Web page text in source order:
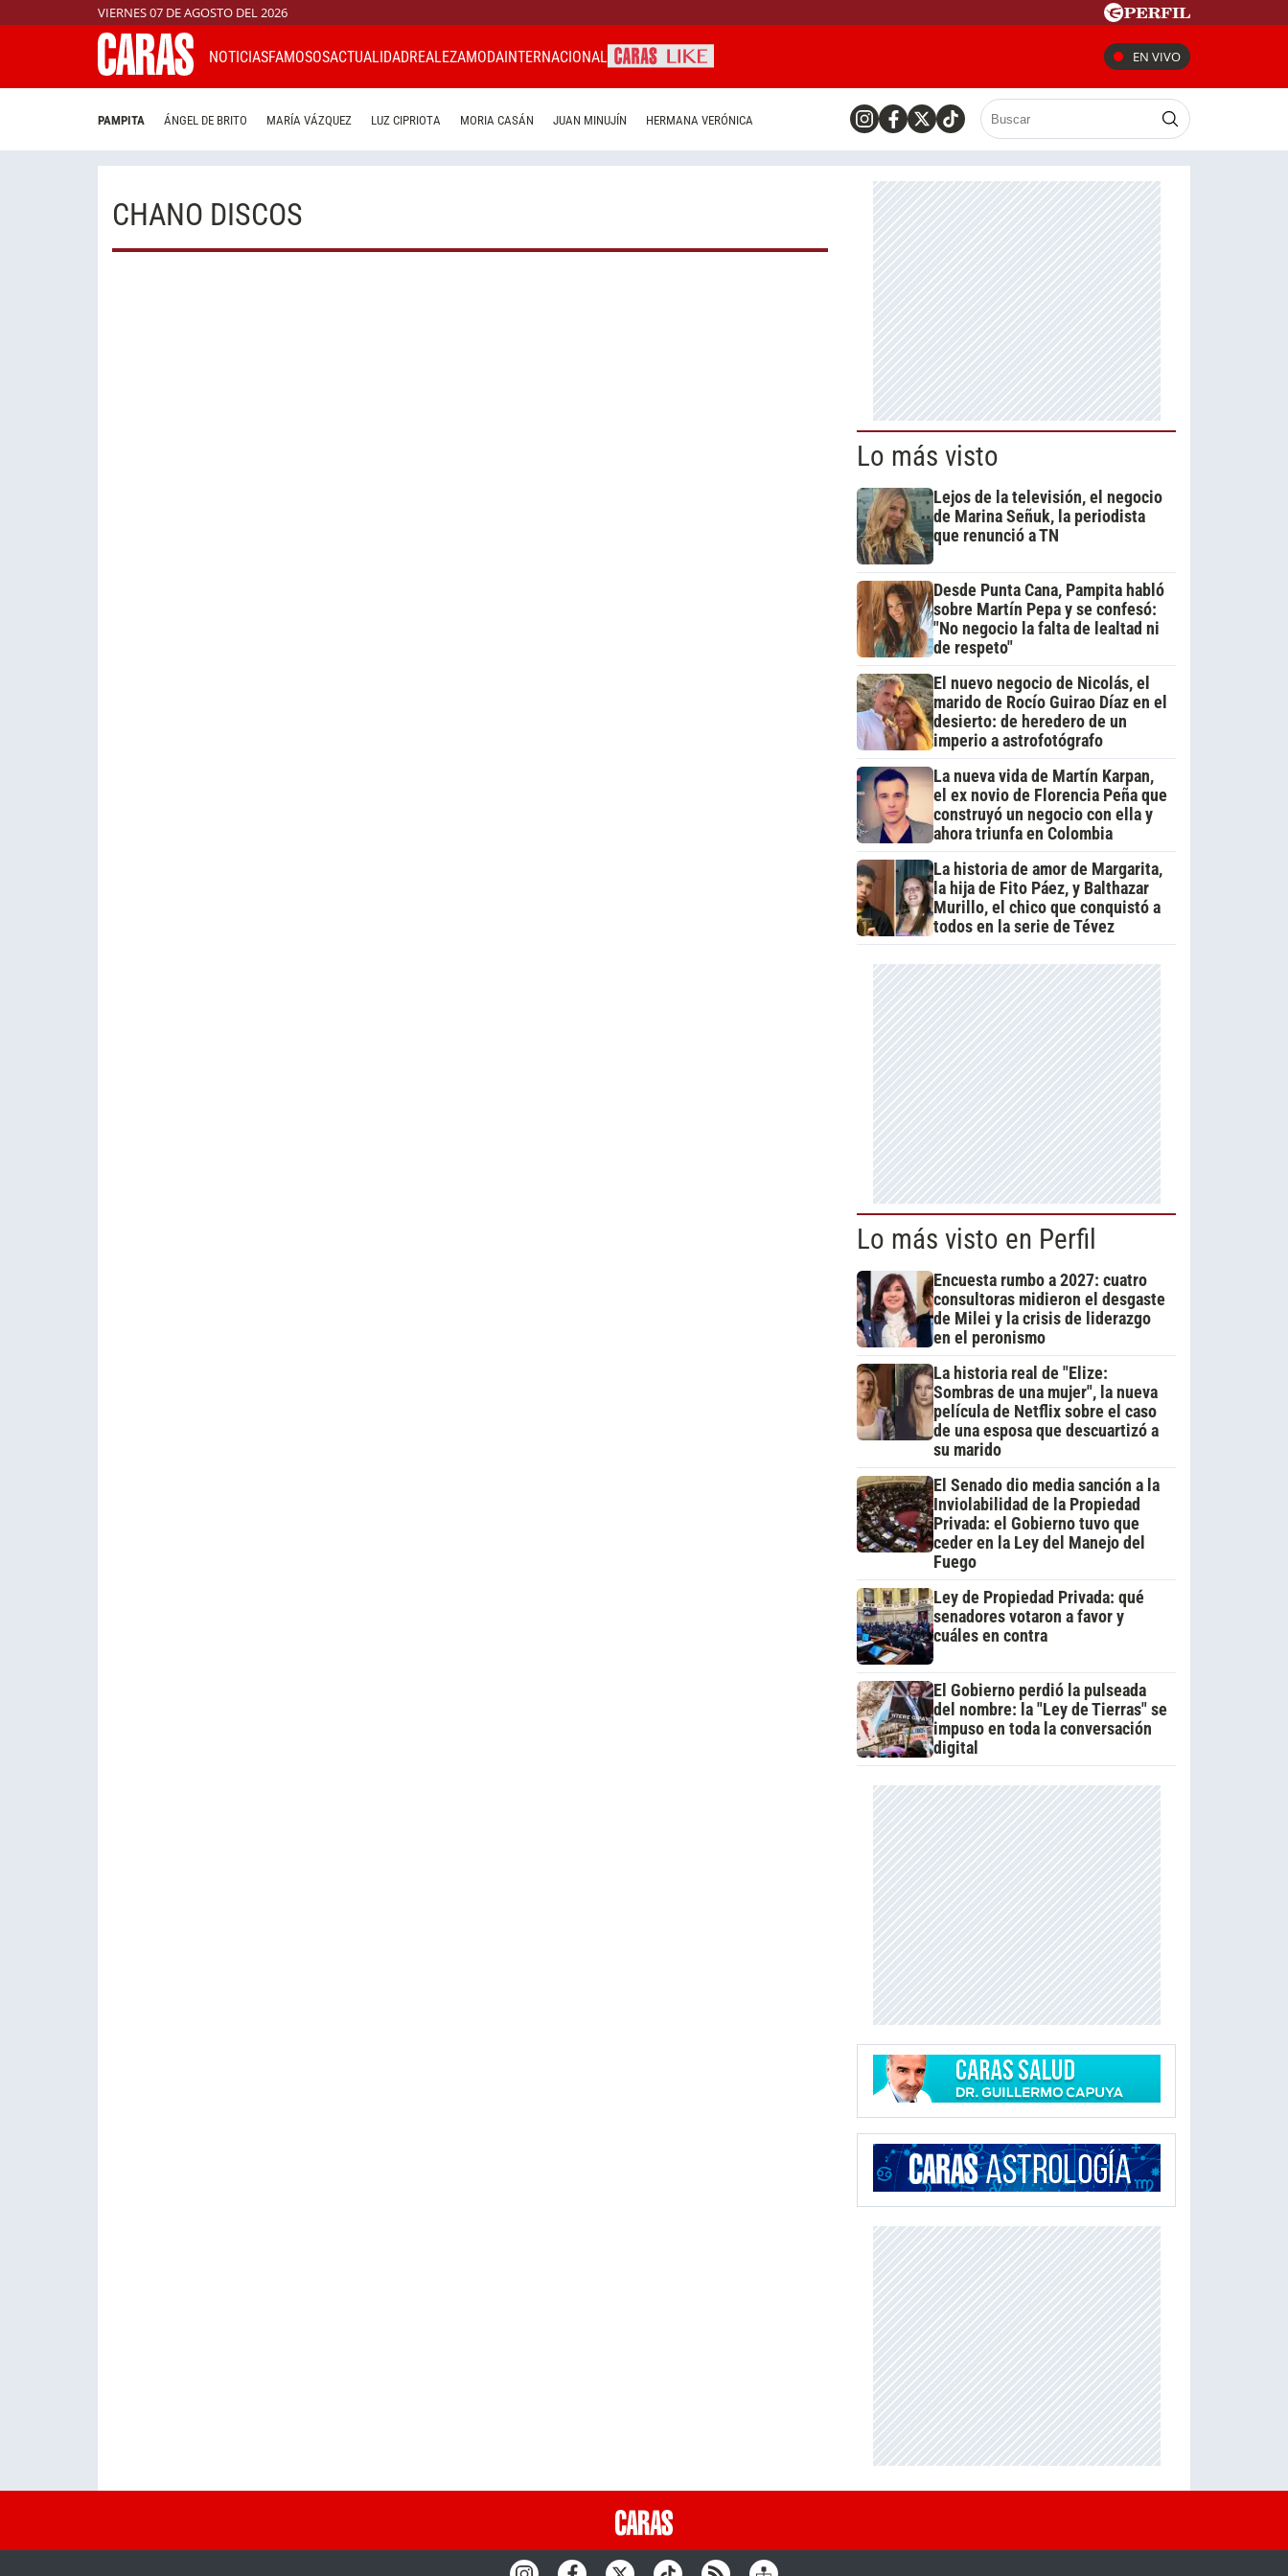
VIERNES 07 DE AGOSTO DEL 2026
NOTICIASFAMOSOSACTUALIDADREALEZAMODAINTERNACIONAL EN VIVO
PAMPITA ÁNGEL DE BRITO MARÍA VÁZQUEZ LUZ CIPRIOTA MORIA CASÁN JUAN MINUJÍN HERMANA VERÓNICA
CHANO DISCOS
Lo más visto
Lejos de la televisión, el negocio
de Marina Señuk, la periodista
que renunció a TN
Desde Punta Cana, Pampita habló
sobre Martín Pepa y se confesó:
"No negocio la falta de lealtad ni
de respeto"
El nuevo negocio de Nicolás, el
marido de Rocío Guirao Díaz en el
desierto: de heredero de un
imperio a astrofotógrafo
La nueva vida de Martín Karpan,
el ex novio de Florencia Peña que
construyó un negocio con ella y
ahora triunfa en Colombia
La historia de amor de Margarita,
la hija de Fito Páez, y Balthazar
Murillo, el chico que conquistó a
todos en la serie de Tévez
Lo más visto en Perfil
Encuesta rumbo a 2027: cuatro
consultoras midieron el desgaste
de Milei y la crisis de liderazgo
en el peronismo
La historia real de "Elize:
Sombras de una mujer", la nueva
película de Netflix sobre el caso
de una esposa que descuartizó a
su marido
El Senado dio media sanción a la
Inviolabilidad de la Propiedad
Privada: el Gobierno tuvo que
ceder en la Ley del Manejo del
Fuego
Ley de Propiedad Privada: qué
senadores votaron a favor y
cuáles en contra
El Gobierno perdió la pulseada
del nombre: la "Ley de Tierras" se
impuso en toda la conversación
digital